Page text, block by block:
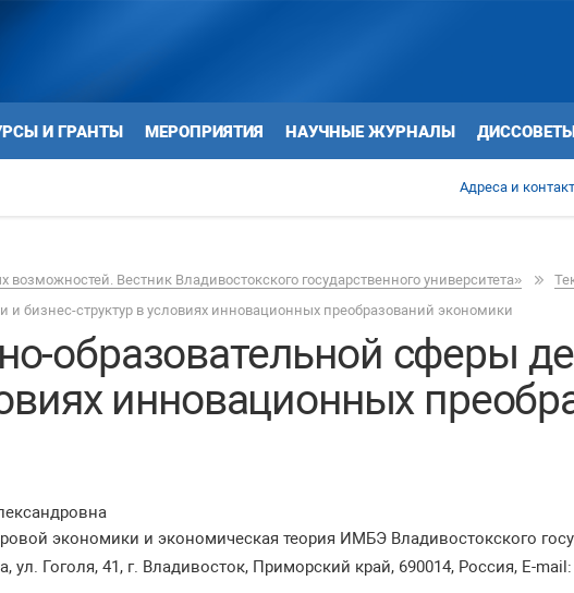
И ГРАНТЫ МЕРОПРИЯТИЯ НАУЧНЫЕ ЖУРНАЛЫ
Адреса и
Вестник Владивостокского государственного университета»
бизнес-структур в условиях инновационных преобразований экономики
образовательной сферы
инновационных
экономики и экономическая теория ИМБЭ Владивостокского
ул. Гоголя, 41, г. Владивосток, Приморский край, 690014, Россия, E-